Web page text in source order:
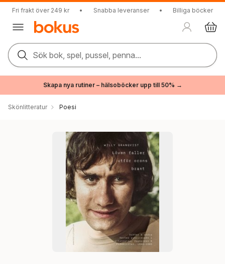
Fri frakt över 249 kr • Snabba leveranser • Billiga böcker
Sök bok, spel, pussel, penna...
Skapa nya rutiner – hälsoböcker upp till 50% →
Skönlitteratur Poesi